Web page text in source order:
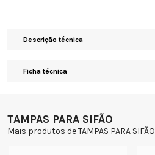
Descrição técnica
Ficha técnica
TAMPAS PARA SIFÃO
Mais produtos de TAMPAS PARA SIFÃO